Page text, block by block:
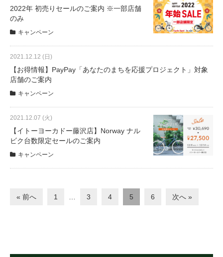
2022年 初売りセールのご案内 ※一部店舗
のみ
キャンペーン
2021.12.12 (日)
【お得情報】PayPay「あなたのまちを応援プロジェクト」対象
店舗のご案内
キャンペーン
2021.12.07 (火)
【イトーヨーカドー藤沢店】Norway ナル
ビク台数限定セールのご案内
キャンペーン
« 前へ 1 … 3 4 5 6 次へ »